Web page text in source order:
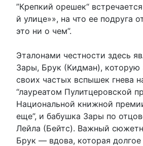
”Крепкий орешек“
й улице»», на что ее подруга
это ни о чем”.
Эталонами честности здесь
Зары, Брук (Кидман), которую
своих частых вспышек гнева
“лауреатом Пулитцеровской
Национальной книжной
еще”, и бабушка Зары по
Лейла (Бейтс). Важный
Брук — вдова, которая